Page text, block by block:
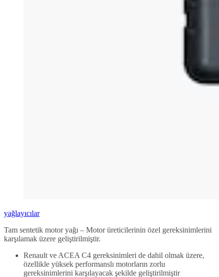
yağlayıcılar
Tam sentetik motor yağı – Motor üreticilerinin özel gereksinimlerini
karşılamak üzere geliştirilmiştir.
Renault ve ACEA C4 gereksinimleri de dahil olmak üzere,
özellikle yüksek performanslı motorların zorlu
gereksinimlerini karşılayacak şekilde geliştirilmiştir